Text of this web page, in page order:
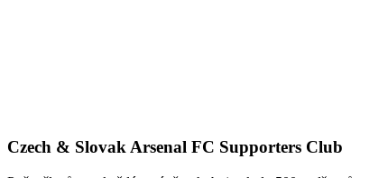
Czech & Slovak Arsenal FC Supporters Club